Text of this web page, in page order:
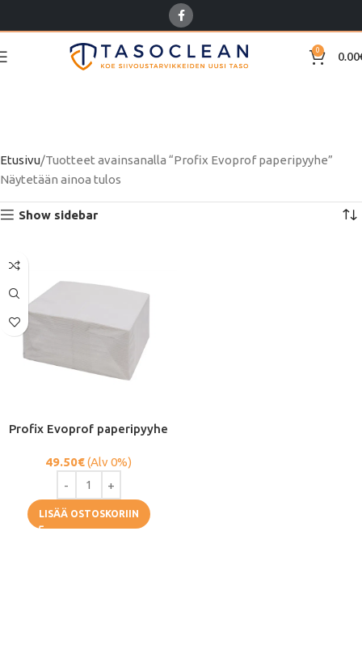
0 0.00
Etusivu Tuotteet avainsanalla “Profix Evoprof paperipyyhe”
Näytetään ainoa tulos
Show sidebar
Profix Evoprof paperipyyhe
49.50€(Alv 0%)
LISÄÄ OSTOSKORIIN